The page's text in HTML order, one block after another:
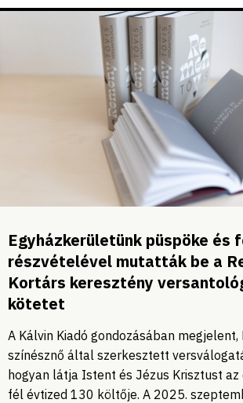
Egyházkerületünk püspöke és
részvételével mutatták be a
Kortárs keresztény
kötetet
A Kálvin Kiadó gondozásában
színésznő által szerkesztett
hogyan látja Istent és Jézus Krisztust
fél évtized 130 költője. A 2025.